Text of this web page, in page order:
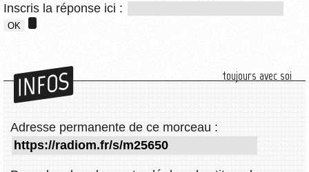
Inscris la réponse ici :
INFOS toujours avec soi
Adresse permanente de ce morceau :